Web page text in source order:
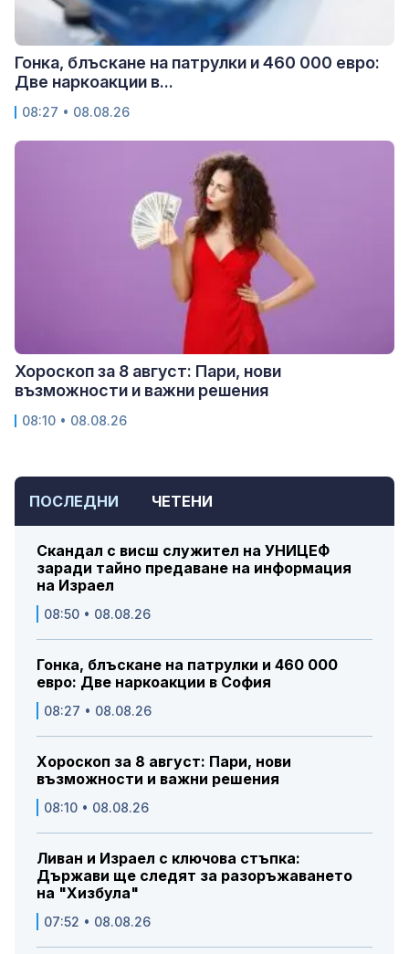
ПОСЛЕДНИ ЧЕТЕНИ
Скандал с висш служител на УНИЦЕФ
заради тайно предаване на информация
на Израел
08:50 • 08.08.26
Гонка, блъскане на патрулки и 460 000
евро: Две наркоакции в София
08:27 • 08.08.26
Хороскоп за 8 август: Пари, нови
възможности и важни решения
08:10 • 08.08.26
Ливан и Израел с ключова стъпка:
Държави ще следят за разоръжаването
на "Хизбула"
07:52 • 08.08.26
Гонка, блъскане на патрулки и 460 000 евро:
Две наркоакции в...
08:27 • 08.08.26
Хороскоп за 8 август: Пари, нови
възможности и важни решения
08:10 • 08.08.26